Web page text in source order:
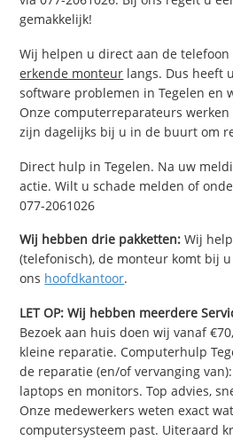
gemakkelijk!
Wij helpen u direct aan de
erkende monteur langs. Dus heeft
software problemen in Tegelen en
Onze computerreparateurs werken
zijn dagelijks bij u in de buurt om
Direct hulp in Tegelen. Na uw
actie. Wilt u schade melden of
077-2061026
Wij hebben drie pakketten: Wij
(telefonisch), de monteur komt bij
ons hoofdkantoor.
LET OP: Wij hebben meerdere
Bezoek aan huis doen wij vanaf
kleine reparatie. Computerhulp
de reparatie (en/of vervanging
laptops en monitors. Top advies,
Onze medewerkers weten exact
computersysteem past. Uiteraard